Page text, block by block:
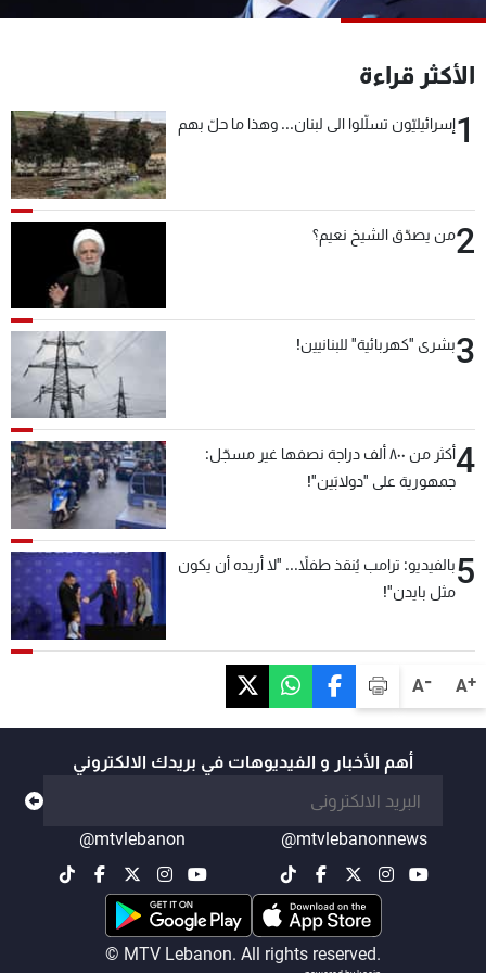
A+
A-
الأكثر قراءة
1إسرائيليّون تسلّلوا الى لبنان... وهذا ما حلّ بهم
2من يصدّق الشيخ نعيم؟
3بشرى "كهربائية" للبنانيين!
4
أكثر من ٨٠٠ ألف دراجة نصفها غير مسجّل:
جمهورية على "دولابَين"!
5بالفيديو: ترامب يُنقذ طفلاً... "لا أريده أن يكون
مثل بايدن"!
أهم الأخبار و الفيديوهات في بريدك الالكتروني
@mtvlebanonnews
@mtvlebanon
© MTV Lebanon. All rights reserved.
شاهد البرامج
عن MTV
الإنـتـاج
وظائف
شروط الإسـتخدام
سياسة الخصوصية